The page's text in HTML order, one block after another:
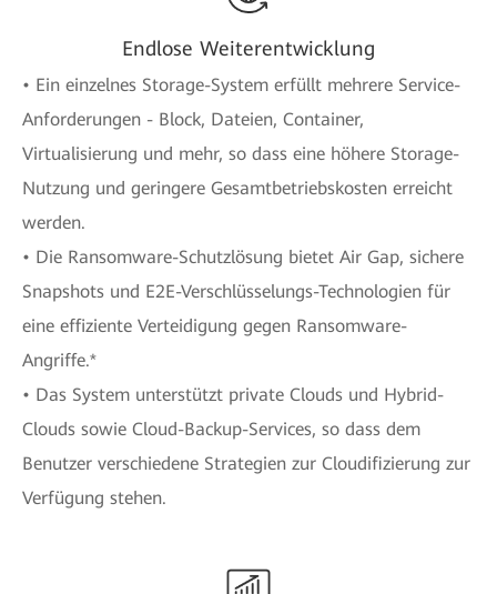
Endlose Weiterentwicklung
• Ein einzelnes Storage-System erfüllt mehrere Service-
Anforderungen - Block, Dateien, Container,
Virtualisierung und mehr, so dass eine höhere Storage-
Nutzung und geringere Gesamtbetriebskosten erreicht
werden.
• Die Ransomware-Schutzlösung bietet Air Gap, sichere
Snapshots und E2E-Verschlüsselungs-Technologien für
eine effiziente Verteidigung gegen Ransomware-
Angriffe.*
• Das System unterstützt private Clouds und Hybrid-
Clouds sowie Cloud-Backup-Services, so dass dem
Benutzer verschiedene Strategien zur Cloudifizierung zur
Verfügung stehen.